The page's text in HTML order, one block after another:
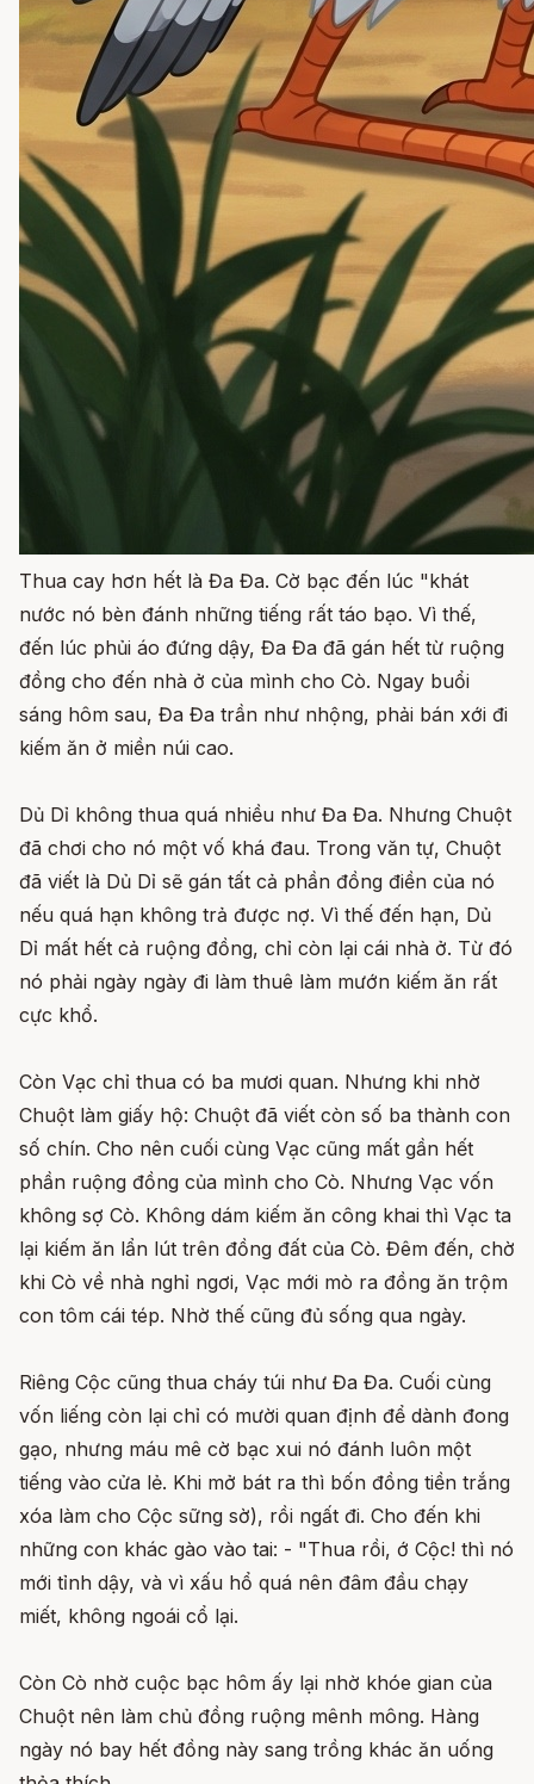
Thua cay hơn hết là Đa Đa. Cờ bạc đến lúc "khát
nước nó bèn đánh những tiếng rất táo bạo. Vì thế,
đến lúc phủi áo đứng dậy, Đa Đa đã gán hết từ ruộng
đồng cho đến nhà ở của mình cho Cò. Ngay buổi
sáng hôm sau, Đa Đa trần như nhộng, phải bán xới đi
kiếm ăn ở miền núi cao.
Dủ Dỉ không thua quá nhiều như Đa Đa. Nhưng Chuột
đã chơi cho nó một vố khá đau. Trong văn tự, Chuột
đã viết là Dủ Dỉ sẽ gán tất cả phần đồng điền của nó
nếu quá hạn không trả được nợ. Vì thế đến hạn, Dủ
Dỉ mất hết cả ruộng đồng, chỉ còn lại cái nhà ở. Từ đó
nó phải ngày ngày đi làm thuê làm mướn kiếm ăn rất
cực khổ.
Còn Vạc chỉ thua có ba mươi quan. Nhưng khi nhờ
Chuột làm giấy hộ: Chuột đã viết còn số ba thành con
số chín. Cho nên cuối cùng Vạc cũng mất gần hết
phần ruộng đồng của mình cho Cò. Nhưng Vạc vốn
không sợ Cò. Không dám kiếm ăn công khai thì Vạc ta
lại kiếm ăn lẩn lút trên đồng đất của Cò. Đêm đến, chờ
khi Cò về nhà nghỉ ngơi, Vạc mới mò ra đồng ăn trộm
con tôm cái tép. Nhờ thế cũng đủ sống qua ngày.
Riêng Cộc cũng thua cháy túi như Đa Đa. Cuối cùng
vốn liếng còn lại chỉ có mười quan định để dành đong
gạo, nhưng máu mê cờ bạc xui nó đánh luôn một
tiếng vào cửa lẻ. Khi mở bát ra thì bốn đồng tiền trắng
xóa làm cho Cộc sững sờ), rồi ngất đi. Cho đến khi
những con khác gào vào tai: - "Thua rồi, ớ Cộc! thì nó
mới tỉnh dậy, và vì xấu hổ quá nên đâm đầu chạy
miết, không ngoái cổ lại.
Còn Cò nhờ cuộc bạc hôm ấy lại nhờ khóe gian của
Chuột nên làm chủ đồng ruộng mênh mông. Hàng
ngày nó bay hết đồng này sang trồng khác ăn uống